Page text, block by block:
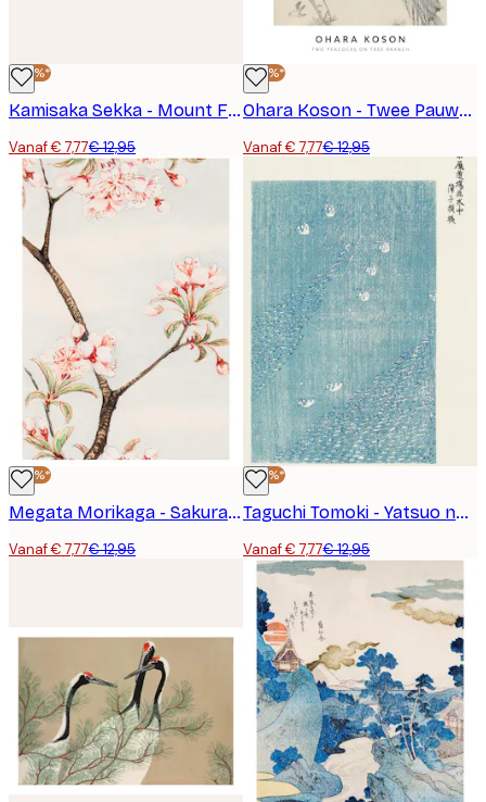
-40%*
Kamisaka Sekka - Mount Fuji from Momoyogusa Poster
Vanaf € 7,77€ 12,95
-40%*
Ohara Koson - Twee Pauwen op Boomtak Poster
Vanaf € 7,77€ 12,95
-40%*
Megata Morikaga - Sakura Cherry Poster
Vanaf € 7,77€ 12,95
-40%*
Taguchi Tomoki - Yatsuo no Tsubaki Poster
Vanaf € 7,77€ 12,95